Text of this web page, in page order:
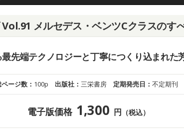
メルセデス・ベンツCクラスのす
先端テクノロジーと丁寧につくり込まれた
ージ数： 100p 出版社：三栄書房 定期発売日：不定期刊
電子版価格 1,300 円 （税込）